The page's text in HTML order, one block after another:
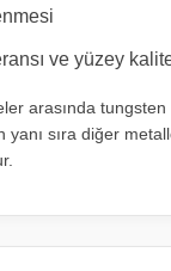
ve yüzey
arasında tungsten
yanı sıra diğer